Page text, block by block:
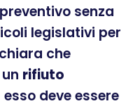
senza
legislativi per
che
rifiuto
esso deve essere